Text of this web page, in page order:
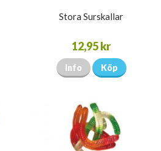
Stora Surskallar
12,95 kr
Info Köp